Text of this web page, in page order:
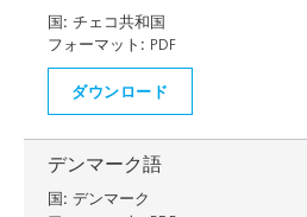
国: チェコ共和国
フォーマット: PDF
ダウンロード
デンマーク語
国: デンマーク